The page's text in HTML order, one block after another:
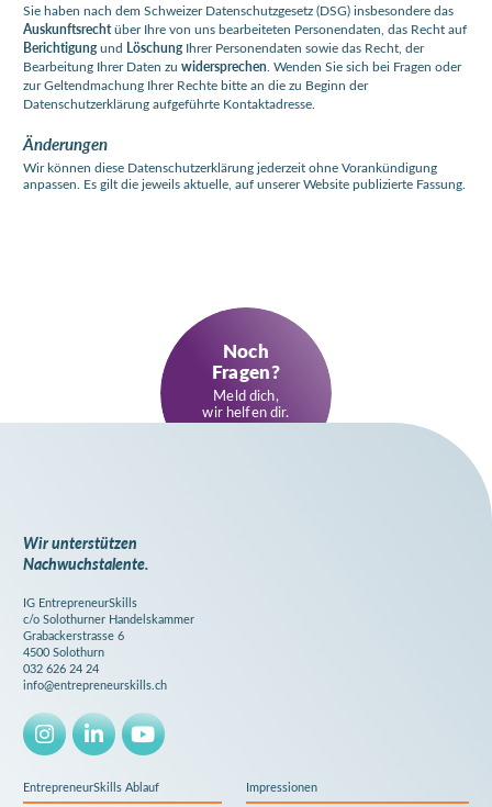
Sie haben nach dem Schweizer Datenschutzgesetz (DSG) insbesondere das
Auskunftsrechtüber Ihre von uns bearbeiteten Personendaten, das Recht auf
Berichtigungund LöschungIhrer Personendaten sowie das Recht, der
Bearbeitung Ihrer Daten zu widersprechen . Wenden Sie sich bei Fragen oder
zur Geltendmachung Ihrer Rechte bitte an die zu Beginn der
Datenschutzerklärung aufgeführte Kontaktadresse.
Änderungen
Wir können diese Datenschutzerklärung jederzeit ohne Vorankündigung
anpassen. Es gilt die jeweils aktuelle, auf unserer Website publizierte Fassung.
Noch
Fragen?
Meld dich,
wir helfen dir.
Wir unterstützen
Nachwuchstalente.
IG EntrepreneurSkills
c/o Solothurner Handelskammer
Grabackerstrasse 6
4500 Solothurn
032 626 24 24
info@entrepreneurskills.ch
EntrepreneurSkills Ablauf Impressionen